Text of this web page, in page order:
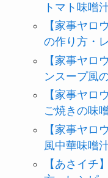
トマト味噌
【家事ヤロ
の作り方・
【家事ヤロ
ンスープ風
【家事ヤロ
ご焼きの味
【家事ヤロ
風中華味噌
【あさイチ